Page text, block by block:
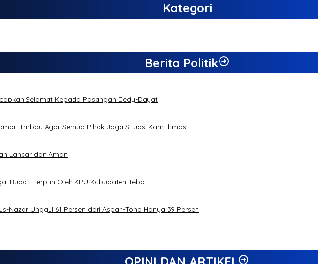
Kategori
Berita Politik
Selamat Kepada Pasangan Dedy-Dayat
Himbau Agar Semua Pihak Jaga Situasi Kamtibmas
Lancar dan Aman
Bupati Terpilih Oleh KPU Kabupaten Tebo
Nazar Unggul 61 Persen dari Aspan-Tono Hanya 39 Persen